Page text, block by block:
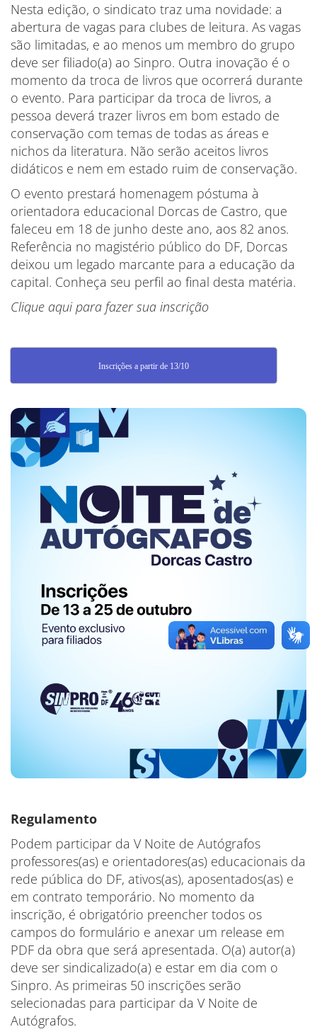
Nesta edição, o sindicato traz uma novidade: a
abertura de vagas para clubes de leitura. As vagas
são limitadas, e ao menos um membro do grupo
deve ser filiado(a) ao Sinpro. Outra inovação é o
momento da troca de livros que ocorrerá durante
o evento. Para participar da troca de livros, a
pessoa deverá trazer livros em bom estado de
conservação com temas de todas as áreas e
nichos da literatura. Não serão aceitos livros
didáticos e nem em estado ruim de conservação.
O evento prestará homenagem póstuma à
orientadora educacional Dorcas de Castro, que
faleceu em 18 de junho deste ano, aos 82 anos.
Referência no magistério público do DF, Dorcas
deixou um legado marcante para a educação da
capital. Conheça seu perfil ao final desta matéria.
Clique aqui para fazer sua inscrição
Inscrições a partir de 13/10
Regulamento
Podem participar da V Noite de Autógrafos
professores(as) e orientadores(as) educacionais da
rede pública do DF, ativos(as), aposentados(as) e
em contrato temporário. No momento da
inscrição, é obrigatório preencher todos os
campos do formulário e anexar um release em
PDF da obra que será apresentada. O(a) autor(a)
deve ser sindicalizado(a) e estar em dia com o
Sinpro. As primeiras 50 inscrições serão
selecionadas para participar da V Noite de
Autógrafos.